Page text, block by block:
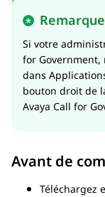
Si votre
for Government,
dans
bouton droit de
Avaya Call for
Avant de
Téléchargez